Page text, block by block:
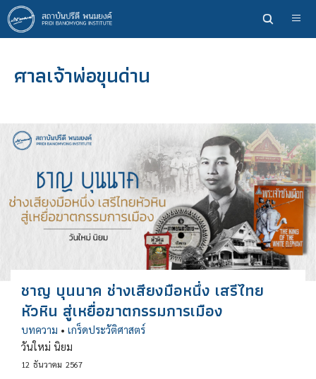
ข้าม
ไป
ยัง
หลักศาลเจ้าพ่อขุนด่าน
ชาญ บุนนาค ช่างเสียงมือหนึ่ง เสรีไทย
หัวหิน สู่เหยื่อฆาตกรรมการเมือง
บทความ • เกร็ดประวัติศาสตร์
วันใหม่ นิยม
12 ธันวาคม 2567